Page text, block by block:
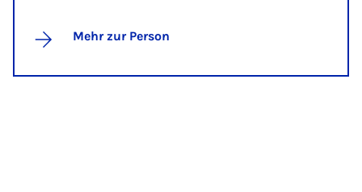
Mehr zur Person